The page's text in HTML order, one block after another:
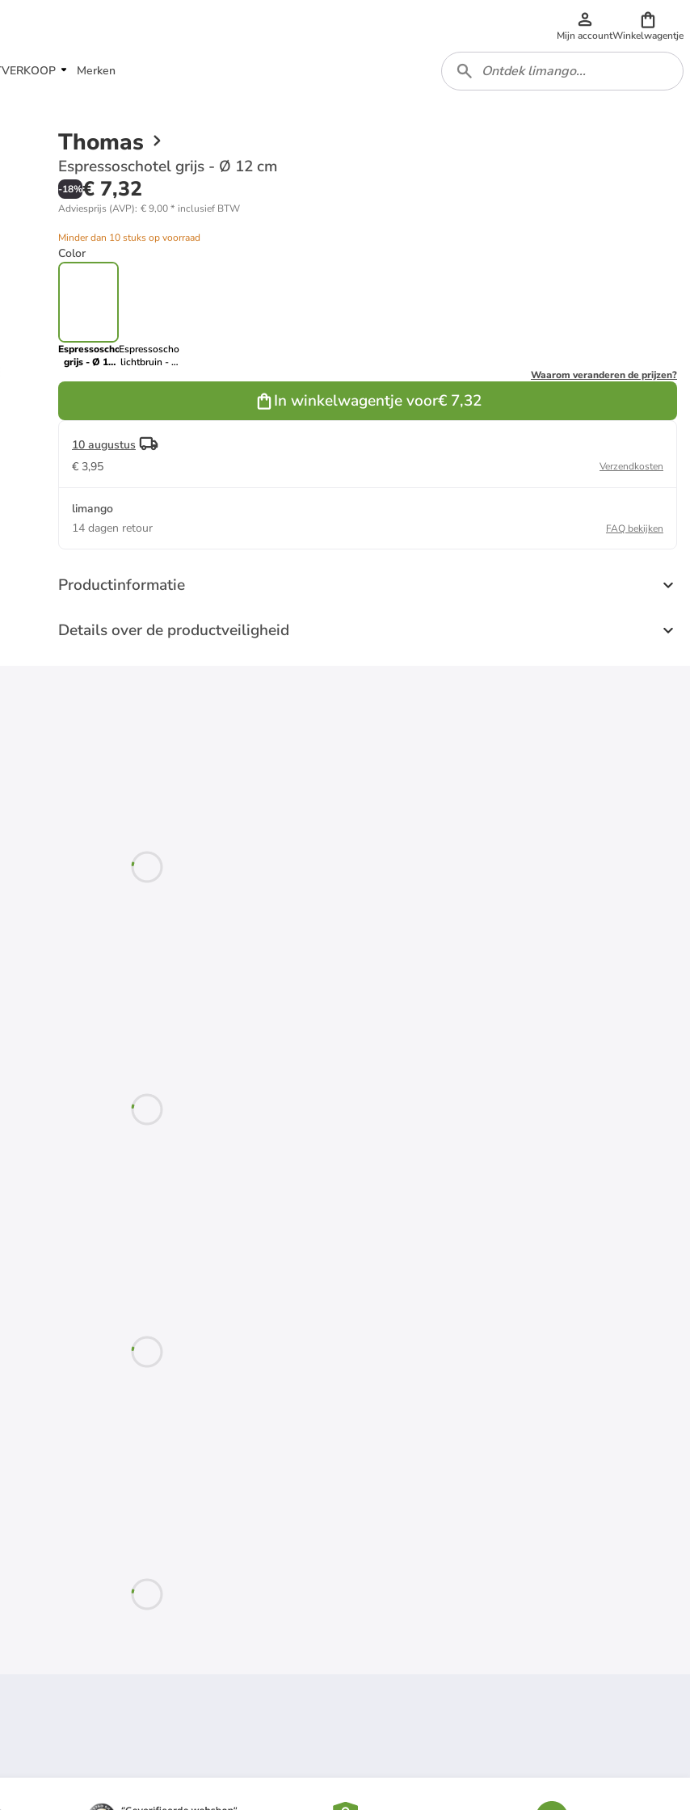
Mijn accountWinkelwagentje
Merken
Thomas
Espressoschotel grijs - Ø 12 cm
-18%€ 7,32
Adviesprijs (AVP): € 9,00* inclusief BTW
Minder dan 10 stuks op voorraad
Color
Espressoschotel
grijs - Ø 12
Espressoschotel
lichtbruin - Ø
Waarom veranderen de prijzen?
In winkelwagentje voor€ 7,32
10 augustus
€ 3,95
Verzendkosten
limango
14 dagen retour
FAQ bekijken
Productinformatie
Details over de productveiligheid